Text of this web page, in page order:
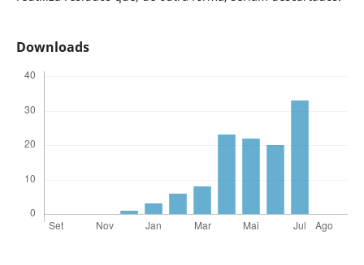
Downloads